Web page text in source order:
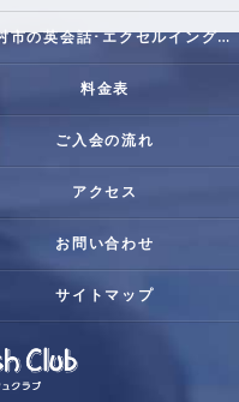
羽村市の英会話･エクセルイングリッシュクラブの評判
料金表
ご入会の流れ
アクセス
お問い合わせ
サイトマップ